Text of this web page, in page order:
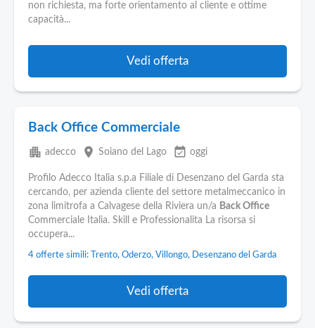
non richiesta, ma forte orientamento al cliente e ottime
capacità...
Vedi offerta
Back Office Commerciale
apartment adecco place Soiano del Lago event_available oggi
Profilo Adecco Italia s.p.a Filiale di Desenzano del Garda sta
cercando, per azienda cliente del settore metalmeccanico in
zona limitrofa a Calvagese della Riviera un/a Back Office
Commerciale Italia. Skill e Professionalita La risorsa si
occupera...
4 offerte simili: Trento, Oderzo, Villongo, Desenzano del Garda
Vedi offerta